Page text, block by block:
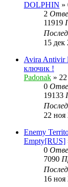
DOLPHIN »
2
11919
15 дек
Avira Antivir
ключик !
Padonak »
0
19133
22 ноя
Enemy
Empty[RUS]
0
7090
16 ноя